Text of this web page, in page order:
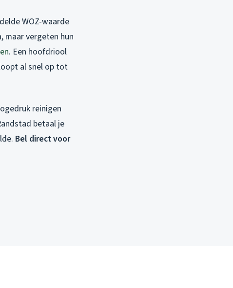
WOZ-waarde
maar vergeten hun
. Een hoofdriool
al snel op tot
reinigen
betaal je
Bel direct voor